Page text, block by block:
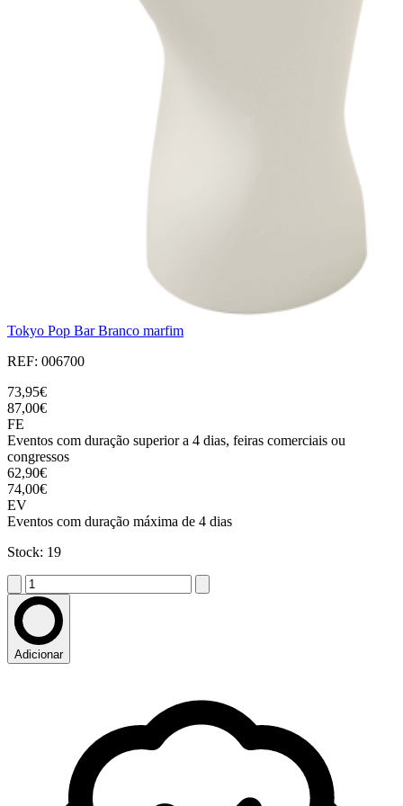
Tokyo Pop Bar Branco marfim
REF: 006700
73,95€
87,00€
FE
Eventos com duração superior a 4 dias, feiras comerciais ou
congressos
62,90€
74,00€
EV
Eventos com duração máxima de 4 dias
Stock: 19
Adicionar